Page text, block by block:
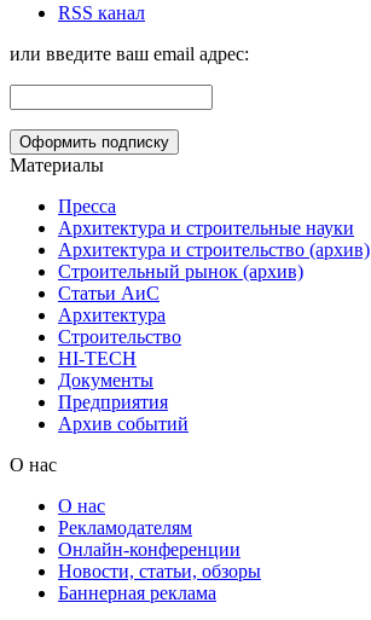
RSS канал
или введите ваш email адрес:
Материалы
Пресса
Архитектура и строительные науки
Архитектура и строительство (архив)
Строительный рынок (архив)
Статьи АиС
Архитектура
Строительство
HI-TECH
Документы
Предприятия
Архив событий
О нас
О нас
Рекламодателям
Онлайн-конференции
Новости, статьи, обзоры
Баннерная реклама